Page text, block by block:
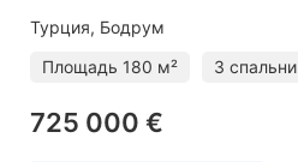
Турция, Бодрум
Площадь 180 м² 3 спальни
725 000 €